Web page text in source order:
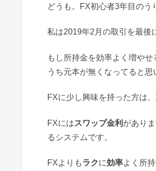
どうも。FX初心者3年目のう
私は2019年2月の取引を最後
もし所持金を効率よく増や
うち元本が無くなってると思
FXに少し興味を持った方は、
FXにはスワップ金利 があり
るシステムです。
FXよりもラクに効率よく所